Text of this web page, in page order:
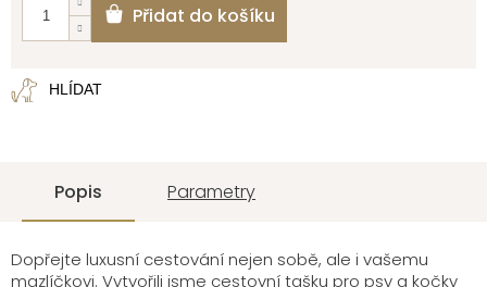
Přidat do košíku
HLÍDAT
Popis Parametry
Dopřejte luxusní cestování nejen sobě, ale i vašemu
mazlíčkovi. Vytvořili jsme cestovní tašku pro psy a kočky